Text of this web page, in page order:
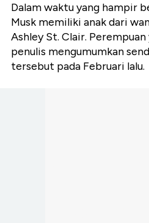
Dalam waktu yang hampir
Musk memiliki anak dari
Ashley St. Clair.
penulis mengumumkan
tersebut pada Februari lalu.